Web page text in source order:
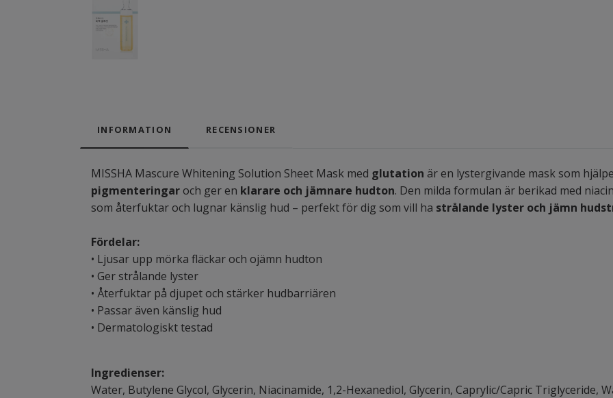
INFORMATION RECENSIONER
MISSHA Mascure Whitening Solution Sheet Mask med glutation är en lystergivande mask som
pigmenteringaroch ger en klarare och jämnare hudton. Den milda formulan är berikad med
som återfuktar och lugnar känslig hud – perfekt för dig som vill ha strålande lyster och jämn
Fördelar:
• Ljusar upp mörka fläckar och ojämn hudton
• Ger strålande lyster
• Återfuktar på djupet och stärker hudbarriären
• Passar även känslig hud
• Dermatologiskt testad
Ingredienser:
Water, Butylene Glycol, Glycerin, Niacinamide, 1,2-Hexanediol, Glycerin, Caprylic/Capric Triglyceride,